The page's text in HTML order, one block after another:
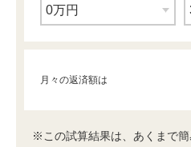
月々の返済額は
※この試算結果は、あくまで